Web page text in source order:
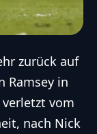
zurück auf
Ramsey in
vom
nach Nick